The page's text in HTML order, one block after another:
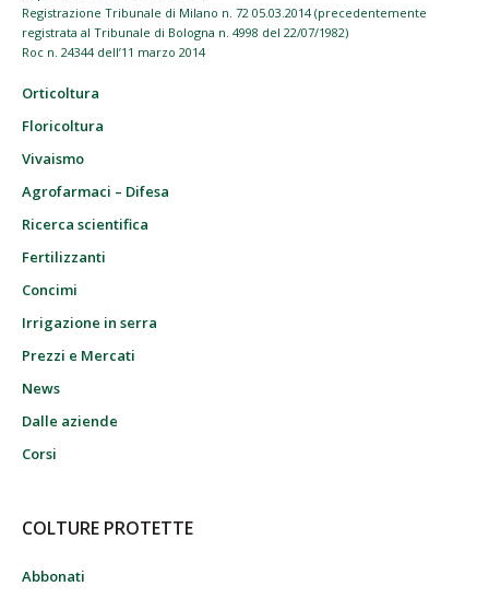
Registrazione Tribunale di Milano n. 72 05.03.2014 (precedentemente
registrata al Tribunale di Bologna n. 4998 del 22/07/1982)
Roc n. 24344 dell’11 marzo 2014
Orticoltura
Floricoltura
Vivaismo
Agrofarmaci – Difesa
Ricerca scientifica
Fertilizzanti
Concimi
Irrigazione in serra
Prezzi e Mercati
News
Dalle aziende
Corsi
COLTURE PROTETTE
Abbonati